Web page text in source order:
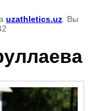
uzathletics.uz . Вы